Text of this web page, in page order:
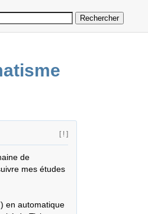
[ ! ]
de
mes études
en automatique